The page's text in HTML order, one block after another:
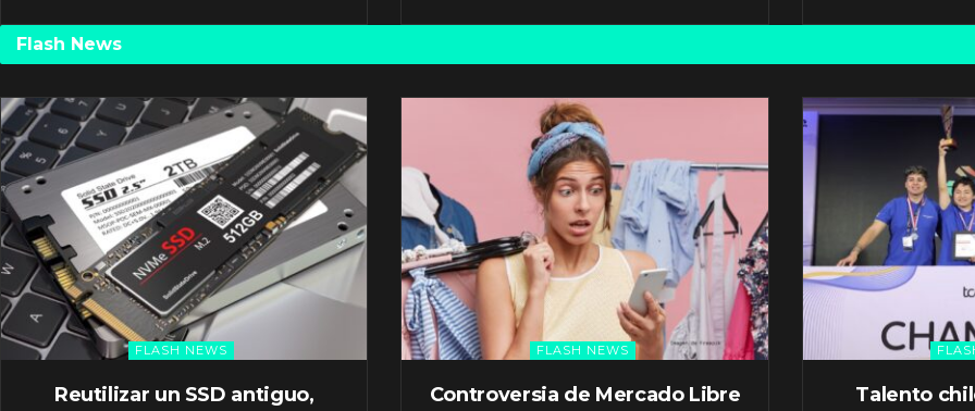
Flash News
FLASH NEWS
Reutilizar un SSD antiguo,
FLASH NEWS
Controversia de Mercado Libre
Talento